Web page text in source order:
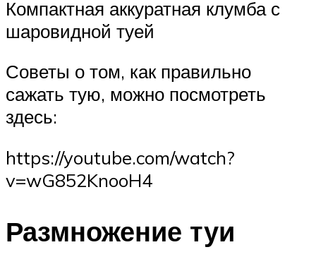
Компактная аккуратная клумба с
шаровидной туей
Советы о том, как правильно
сажать тую, можно посмотреть
здесь:
https://youtube.com/watch?
v=wG852KnooH4
Размножение туи